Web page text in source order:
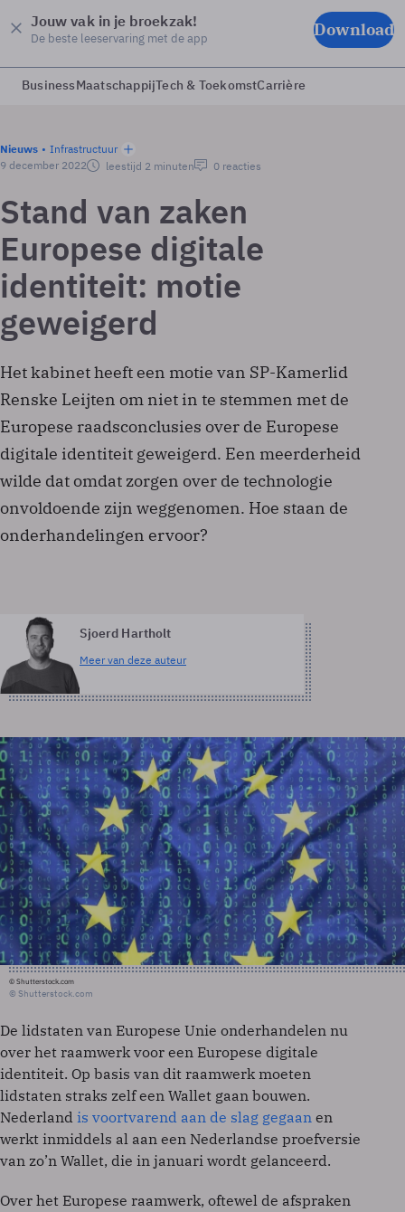
Jouw vak in je broekzak!
De beste leeservaring met de app Download
BusinessMaatschappijTech & ToekomstCarrière
Nieuws
Infrastructuur
9 december 2022
leestijd 2 minuten 0 reacties
Stand van zaken
Europese digitale
identiteit: motie
geweigerd
Het kabinet heeft een motie van SP-Kamerlid
Renske Leijten om niet in te stemmen met de
Europese raadsconclusies over de Europese
digitale identiteit geweigerd. Een meerderheid
wilde dat omdat zorgen over de technologie
onvoldoende zijn weggenomen. Hoe staan de
onderhandelingen ervoor?
Sjoerd Hartholt
Meer van deze auteur
© Shutterstock.com
© Shutterstock.com
De lidstaten van Europese Unie onderhandelen nu
over het raamwerk voor een Europese digitale
identiteit. Op basis van dit raamwerk moeten
lidstaten straks zelf een Wallet gaan bouwen.
Nederland is voortvarend aan de slag gegaan en
werkt inmiddels al aan een Nederlandse proefversie
van zo’n Wallet, die in januari wordt gelanceerd.
Over het Europese raamwerk, oftewel de afspraken